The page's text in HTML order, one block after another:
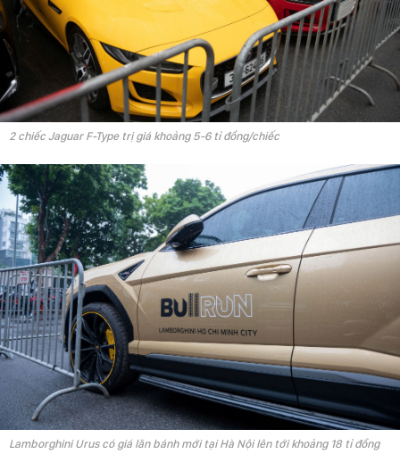
2 chiếc Jaguar F-Type trị giá khoảng 5-6 tỉ đồng/chiếc
Lamborghini Urus có giá lăn bánh mới tại Hà Nội lên tới khoảng 18 tỉ đồng